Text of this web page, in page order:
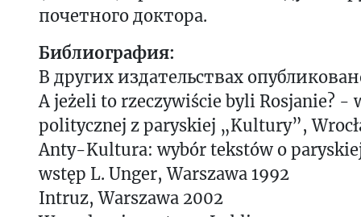
почетного доктора.
Библиография:
В других издательствах
A jeżeli to rzeczywiście byli Rosjanie? -
politycznej z paryskiej „Kultury”,
Anty-Kultura: wybór tekstów o
wstęp L. Unger, Warszawa 1992
Intruz, Warszawa 2002